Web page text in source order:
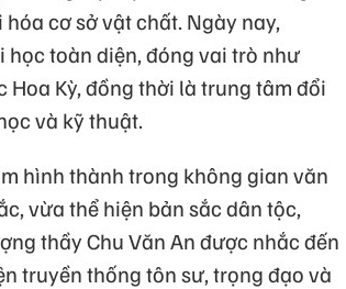
cơ sở vật chất. Ngày nay,
toàn diện, đóng vai trò như
Kỳ, đồng thời là trung tâm đổi
và kỹ thuật.
hình thành trong không gian văn
vừa thể hiện bản sắc dân tộc,
thầy Chu Văn An được nhắc đến
truyền thống tôn sư, trọng đạo và